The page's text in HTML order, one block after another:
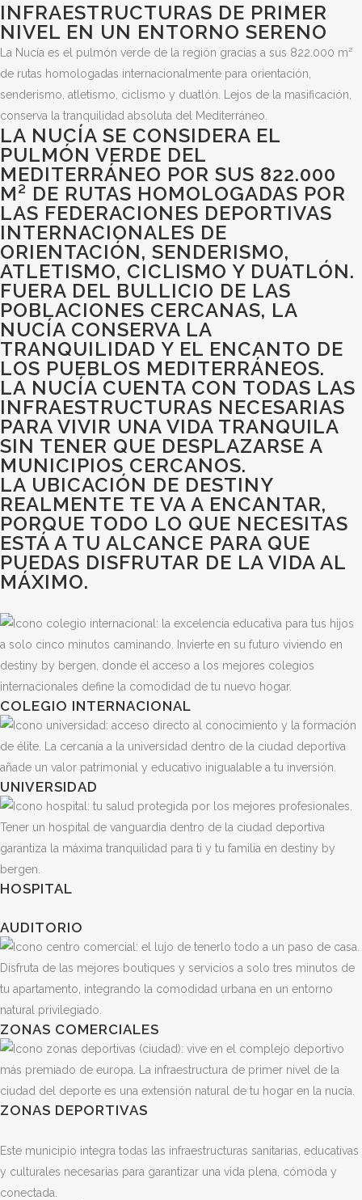
INFRAESTRUCTURAS DE PRIMER
NIVEL EN UN ENTORNO SERENO
La Nucía es el pulmón verde de la región gracias a sus 822.000 m²
de rutas homologadas internacionalmente para orientación,
senderismo, atletismo, ciclismo y duatlón. Lejos de la masificación,
conserva la tranquilidad absoluta del Mediterráneo.
LA NUCÍA SE CONSIDERA EL
PULMÓN VERDE DEL
MEDITERRÁNEO POR SUS 822.000
M² DE RUTAS HOMOLOGADAS POR
LAS FEDERACIONES DEPORTIVAS
INTERNACIONALES DE
ORIENTACIÓN, SENDERISMO,
ATLETISMO, CICLISMO Y DUATLÓN.
FUERA DEL BULLICIO DE LAS
POBLACIONES CERCANAS, LA
NUCÍA CONSERVA LA
TRANQUILIDAD Y EL ENCANTO DE
LOS PUEBLOS MEDITERRÁNEOS.
LA NUCÍA CUENTA CON TODAS LAS
INFRAESTRUCTURAS NECESARIAS
PARA VIVIR UNA VIDA TRANQUILA
SIN TENER QUE DESPLAZARSE A
MUNICIPIOS CERCANOS.
LA UBICACIÓN DE DESTINY
REALMENTE TE VA A ENCANTAR,
PORQUE TODO LO QUE NECESITAS
ESTÁ A TU ALCANCE PARA QUE
PUEDAS DISFRUTAR DE LA VIDA AL
MÁXIMO.
COLEGIO INTERNACIONAL
UNIVERSIDAD
HOSPITAL
AUDITORIO
ZONAS COMERCIALES
ZONAS DEPORTIVAS
Este municipio integra todas las infraestructuras sanitarias, educativas
y culturales necesarias para garantizar una vida plena, cómoda y
conectada.